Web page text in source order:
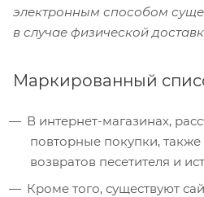
электронным способом
в случае физической
Маркированный
В интернет-магазинах,
повторные покупки,
возвратов песетителя и
Кроме того, существуют